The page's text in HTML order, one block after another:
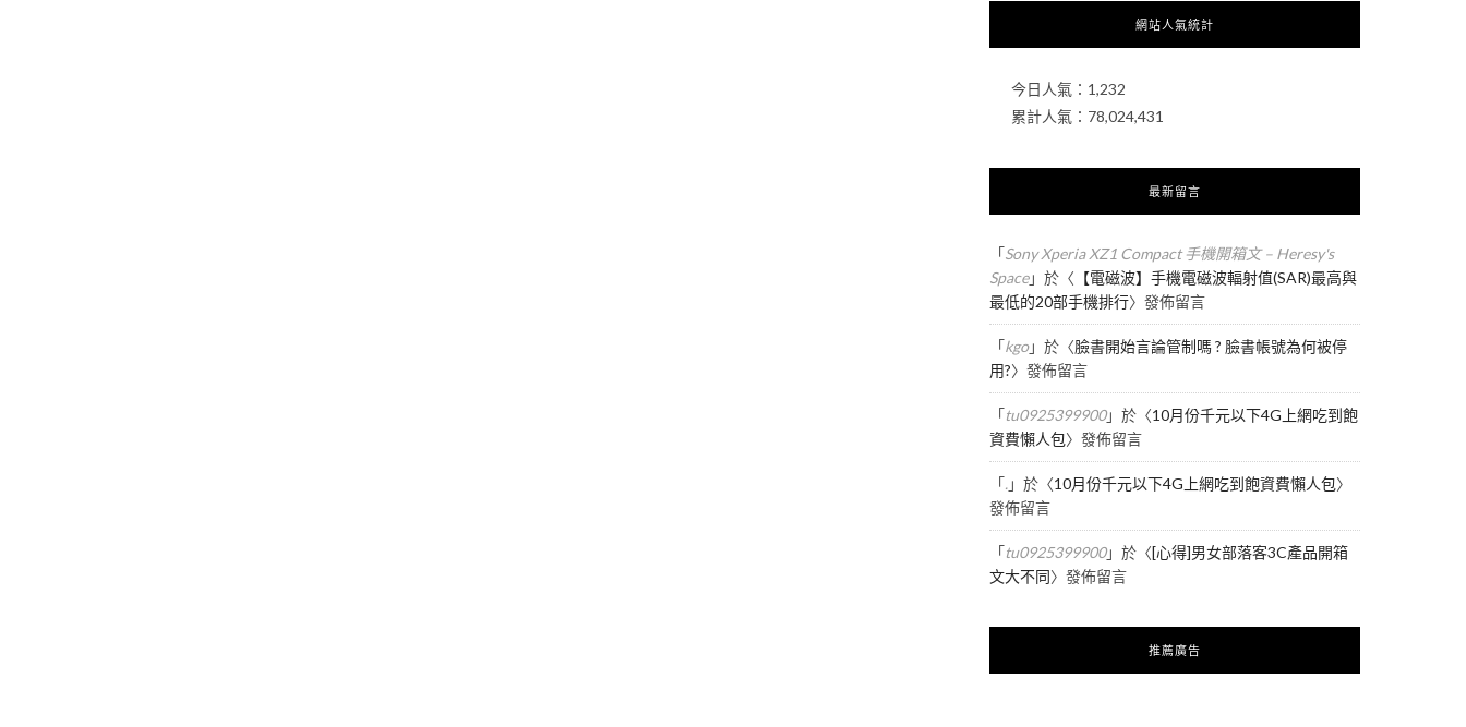
網站人氣統計
今日人氣： 1,232
累計人氣： 78,024,431
最新留言
「Sony Xperia XZ1 Compact 手機開箱文 – Heresy's
Space」於〈 【電磁波】手機電磁波輻射值(SAR)最高與
最低的20部手機排行〉發佈留言
「kgo」於〈臉書開始言論管制嗎 ? 臉書帳號為何被停
用?〉發佈留言
「tu0925399900」於〈10月份千元以下4G上網吃到飽
資費懶人包〉發佈留言
「.」於〈10月份千元以下4G上網吃到飽資費懶人包〉
發佈留言
「tu0925399900」於〈[心得]男女部落客3C產品開箱
文大不同〉發佈留言
推薦廣告